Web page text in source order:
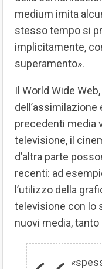
medium imita
stesso tempo si
implicitamente,
superamento».
Il World Wide
precedenti media
televisione, il
d’altra parte
recenti: ad
l’utilizzo della
televisione con lo
nuovi media, tanto